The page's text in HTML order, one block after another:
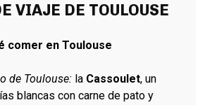
VIAJE DE TOULOUSE
comer en Toulouse
de Toulouse: la Cassoulet, un
blancas con carne de pato y